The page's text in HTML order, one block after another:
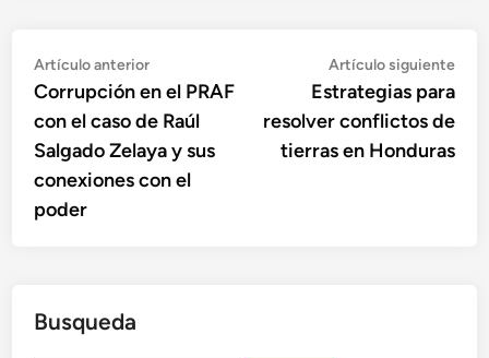
Navegación
de
entradas
Artículo anteriorArtículo
anterior:
Corrupción en el PRAF
con el caso de Raúl
Salgado Zelaya y sus
conexiones con el
poder
Artículo siguiente
Estrategias para
resolver conflictos de
tierras en Honduras
Busqueda